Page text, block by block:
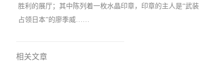
胜利的展厅；其中陈列着一枚水晶印章，印章的主人是“武装
占领日本”的廖季威……
相关文章